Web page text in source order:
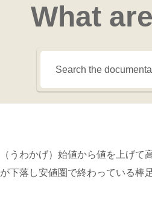
What
（うわかげ）始値から値を上げて
が下落し安値圏で終わっている棒足